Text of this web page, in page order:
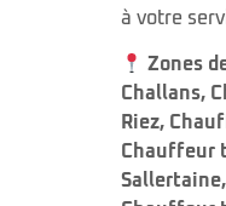
à votre
Zones
Challans,
Riez,
Chauffeur
Sallertaine,